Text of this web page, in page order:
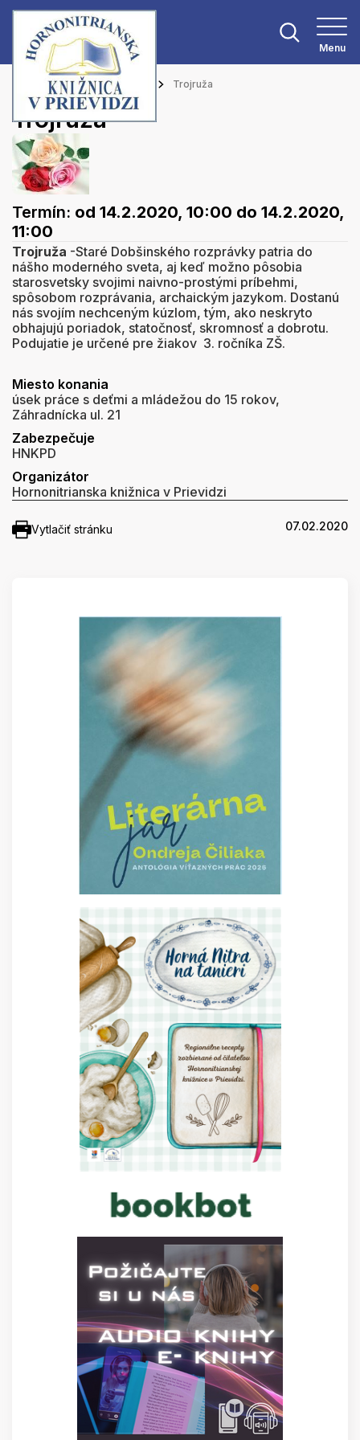
Menu
Hlavná stránka Podujatia Trojruža
Trojruža
Termín: od 14.2.2020, 10:00 do 14.2.2020,
11:00
Trojruža -Staré Dobšinského rozprávky patria do
nášho moderného sveta, aj keď možno pôsobia
starosvetsky svojimi naivno-prostými príbehmi,
spôsobom rozprávania, archaickým jazykom. Dostanú
nás svojím nechceným kúzlom, tým, ako neskryto
obhajujú poriadok, statočnosť, skromnosť a dobrotu.
Podujatie je určené pre žiakov 3. ročníka ZŠ.
Miesto konania
úsek práce s deťmi a mládežou do 15 rokov,
Záhradnícka ul. 21
Zabezpečuje
HNKPD
Organizátor
Hornonitrianska knižnica v Prievidzi
Vytlačiť stránku 07.02.2020